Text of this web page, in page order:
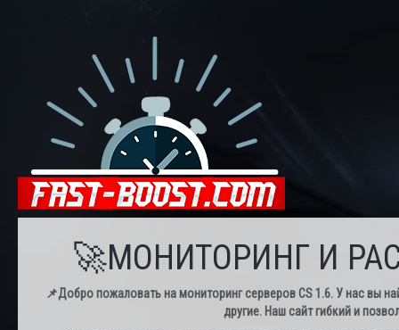
🚀МОНИТОРИНГ И
📌Добро пожаловать на мониторинг серверов CS 1.6. У нас вы
другие. Наш сайт гибкий и